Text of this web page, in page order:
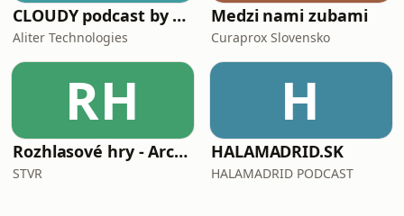
CLOUDY podcast by Aliter Technologies
Aliter Technologies
Medzi nami zubami
Curaprox Slovensko
RH
Rozhlasové hry - Archív extra
STVR
H
HALAMADRID.SK
HALAMADRID PODCAST